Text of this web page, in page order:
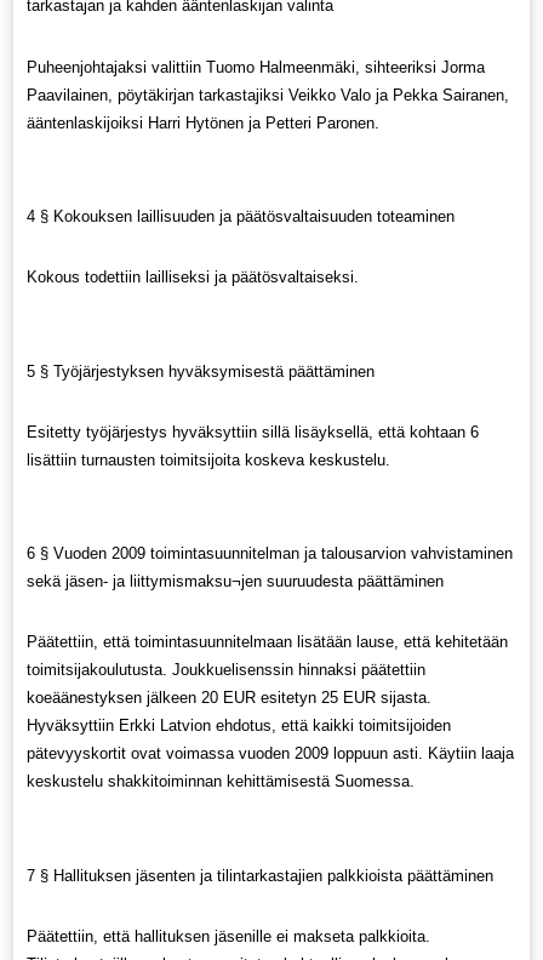
tarkastajan ja kahden ääntenlaskijan valinta
Puheenjohtajaksi valittiin Tuomo Halmeenmäki, sihteeriksi Jorma
Paavilainen, pöytäkirjan tarkastajiksi Veikko Valo ja Pekka Sairanen,
ääntenlaskijoiksi Harri Hytönen ja Petteri Paronen.
4 § Kokouksen laillisuuden ja päätösvaltaisuuden toteaminen
Kokous todettiin lailliseksi ja päätösvaltaiseksi.
5 § Työjärjestyksen hyväksymisestä päättäminen
Esitetty työjärjestys hyväksyttiin sillä lisäyksellä, että kohtaan 6
lisättiin turnausten toimitsijoita koskeva keskustelu.
6 § Vuoden 2009 toimintasuunnitelman ja talousarvion vahvistaminen
sekä jäsen- ja liittymismaksu¬jen suuruudesta päättäminen
Päätettiin, että toimintasuunnitelmaan lisätään lause, että kehitetään
toimitsijakoulutusta. Joukkuelisenssin hinnaksi päätettiin
koeäänestyksen jälkeen 20 EUR esitetyn 25 EUR sijasta.
Hyväksyttiin Erkki Latvion ehdotus, että kaikki toimitsijoiden
pätevyyskortit ovat voimassa vuoden 2009 loppuun asti. Käytiin laaja
keskustelu shakkitoiminnan kehittämisestä Suomessa.
7 § Hallituksen jäsenten ja tilintarkastajien palkkioista päättäminen
Päätettiin, että hallituksen jäsenille ei makseta palkkioita.